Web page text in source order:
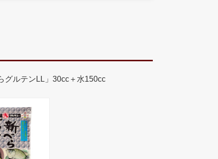
グルテンLL」30cc＋水150cc